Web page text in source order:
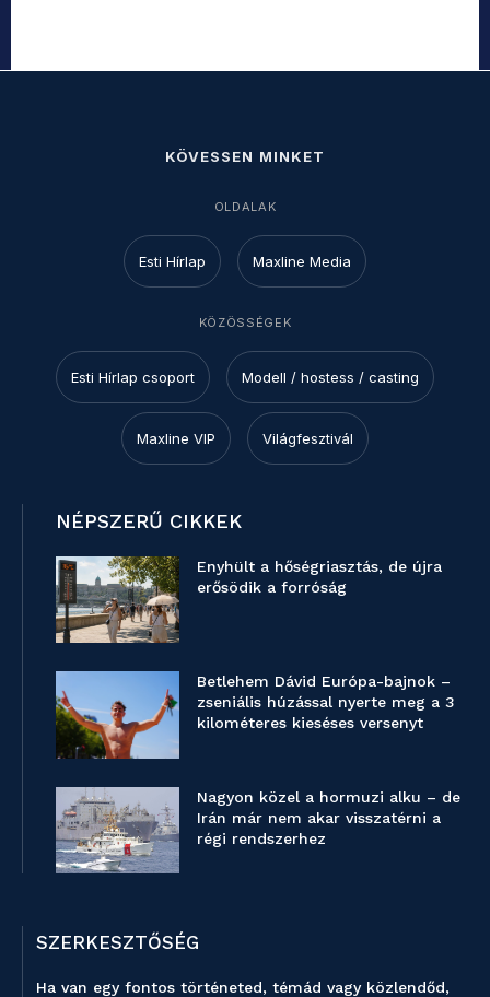
KÖVESSEN MINKET
OLDALAK
Esti Hírlap Maxline Media
KÖZÖSSÉGEK
Esti Hírlap csoport Modell / hostess / casting
Maxline VIP Világfesztivál
NÉPSZERŰ CIKKEK
Enyhült a hőségriasztás, de újra
erősödik a forróság
Betlehem Dávid Európa-bajnok –
zseniális húzással nyerte meg a 3
kilométeres kieséses versenyt
Nagyon közel a hormuzi alku – de
Irán már nem akar visszatérni a
régi rendszerhez
SZERKESZTŐSÉG
Ha van egy fontos történeted, témád vagy közlendőd,